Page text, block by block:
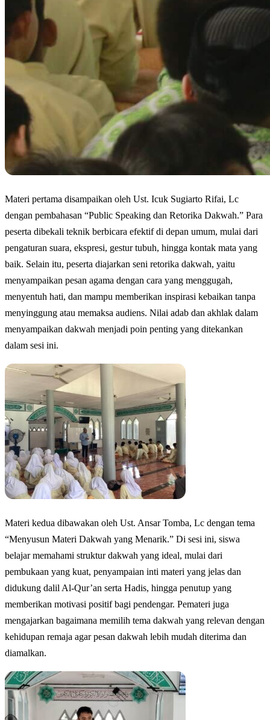
Materi pertama disampaikan oleh Ust. Icuk Sugiarto Rifai, Lc
dengan pembahasan “Public Speaking dan Retorika Dakwah.” Para
peserta dibekali teknik berbicara efektif di depan umum, mulai dari
pengaturan suara, ekspresi, gestur tubuh, hingga kontak mata yang
baik. Selain itu, peserta diajarkan seni retorika dakwah, yaitu
menyampaikan pesan agama dengan cara yang menggugah,
menyentuh hati, dan mampu memberikan inspirasi kebaikan tanpa
menyinggung atau memaksa audiens. Nilai adab dan akhlak dalam
menyampaikan dakwah menjadi poin penting yang ditekankan
dalam sesi ini.
Materi kedua dibawakan oleh Ust. Ansar Tomba, Lc dengan tema
“Menyusun Materi Dakwah yang Menarik.” Di sesi ini, siswa
belajar memahami struktur dakwah yang ideal, mulai dari
pembukaan yang kuat, penyampaian inti materi yang jelas dan
didukung dalil Al-Qur’an serta Hadis, hingga penutup yang
memberikan motivasi positif bagi pendengar. Pemateri juga
mengajarkan bagaimana memilih tema dakwah yang relevan dengan
kehidupan remaja agar pesan dakwah lebih mudah diterima dan
diamalkan.